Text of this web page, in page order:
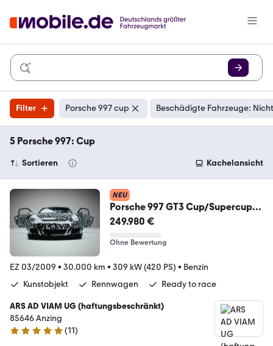
Filter Porsche 997 cup Beschädigte Fahrzeuge:
5 Porsche 997: Cup
Sortieren Kachelansicht
NEU
Porsche 997 GT3 Cup/Supercup
ART CAR "PROJECT 6.01"
249.980 €
Ohne Bewertung
EZ 03/2009 • 30.000 km • 309 kW (420 PS) • Benzin
Kunstobjekt
Rennwagen Ready to race
ARS AD VIAM UG (haftungsbeschränkt)
85646 Anzing
5 Sterne
(11)